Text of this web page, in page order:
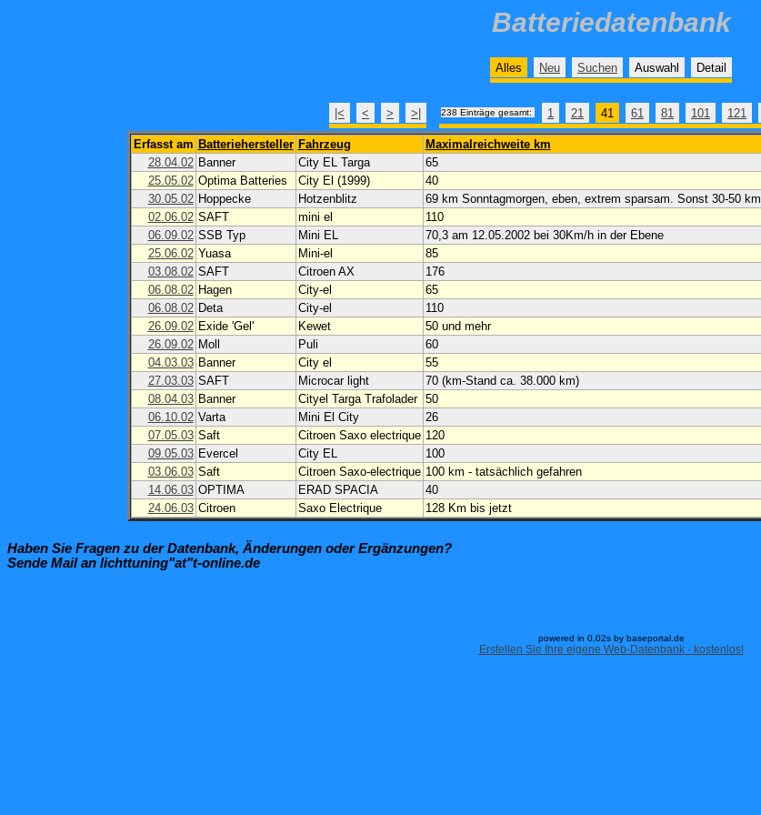
Batteriedatenbank
Alles Neu Suchen Auswahl Detail
|< < > >| 238 Einträge gesamt: 1 21 41 61 81 101 121
Erfasst am Batteriehersteller Fahrzeug Maximalreichweite km
28.04.02 Banner City EL Targa
65
25.05.02 Optima Batteries City El (1999)
40
30.05.02 Hoppecke Hotzenblitz
69 km Sonntagmorgen, eben, extrem sparsam. Sonst 30-50 km
02.06.02 SAFT mini el
110
06.09.02 SSB Typ Mini EL
70,3 am 12.05.2002 bei 30Km/h in der Ebene
25.06.02 Yuasa Mini-el
85
03.08.02 SAFT Citroen AX
176
06.08.02 Hagen City-el
65
06.08.02 Deta City-el
110
26.09.02 Exide 'Gel' Kewet
50 und mehr
26.09.02 Moll Puli
60
04.03.03 Banner City el
55
27.03.03 SAFT Microcar light
70 (km-Stand ca. 38.000 km)
08.04.03 Banner Cityel Targa Trafolader
50
06.10.02 Varta Mini El City
26
07.05.03 Saft Citroen Saxo electrique 120
09.05.03 Evercel City EL
100
03.06.03 Saft Citroen Saxo-electrique 100 km - tatsächlich gefahren
14.06.03 OPTIMA ERAD SPACIA
40
24.06.03 Citroen Saxo Electrique 128 Km bis jetzt
Haben Sie Fragen zu der Datenbank, Änderungen oder Ergänzungen?
Sende Mail an lichttuning"at"t-online.de
powered in 0.02s by baseportal.de
Erstellen Sie Ihre eigene Web-Datenbank - kostenlos!